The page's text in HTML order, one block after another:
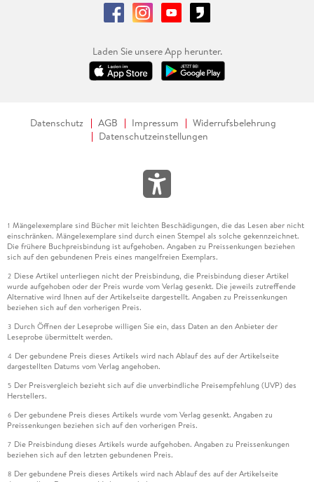
Laden Sie unsere App herunter.
Datenschutz AGB Impressum
Widerrufsbelehrung
Datenschutzeinstellungen
1 Mängelexemplare sind Bücher mit leichten Beschädigungen, die das Lesen aber nicht
einschränken. Mängelexemplare sind durch einen Stempel als solche gekennzeichnet.
Die frühere Buchpreisbindung ist aufgehoben. Angaben zu Preissenkungen beziehen
sich auf den gebundenen Preis eines mangelfreien Exemplars.
2 Diese Artikel unterliegen nicht der Preisbindung, die Preisbindung dieser Artikel
wurde aufgehoben oder der Preis wurde vom Verlag gesenkt. Die jeweils zutreffende
Alternative wird Ihnen auf der Artikelseite dargestellt. Angaben zu Preissenkungen
beziehen sich auf den vorherigen Preis.
3 Durch Öffnen der Leseprobe willigen Sie ein, dass Daten an den Anbieter der
Leseprobe übermittelt werden.
4 Der gebundene Preis dieses Artikels wird nach Ablauf des auf der Artikelseite
dargestellten Datums vom Verlag angehoben.
5 Der Preisvergleich bezieht sich auf die unverbindliche Preisempfehlung (UVP) des
Herstellers.
6 Der gebundene Preis dieses Artikels wurde vom Verlag gesenkt. Angaben zu
Preissenkungen beziehen sich auf den vorherigen Preis.
7 Die Preisbindung dieses Artikels wurde aufgehoben. Angaben zu Preissenkungen
beziehen sich auf den letzten gebundenen Preis.
8 Der gebundene Preis dieses Artikels wird nach Ablauf des auf der Artikelseite